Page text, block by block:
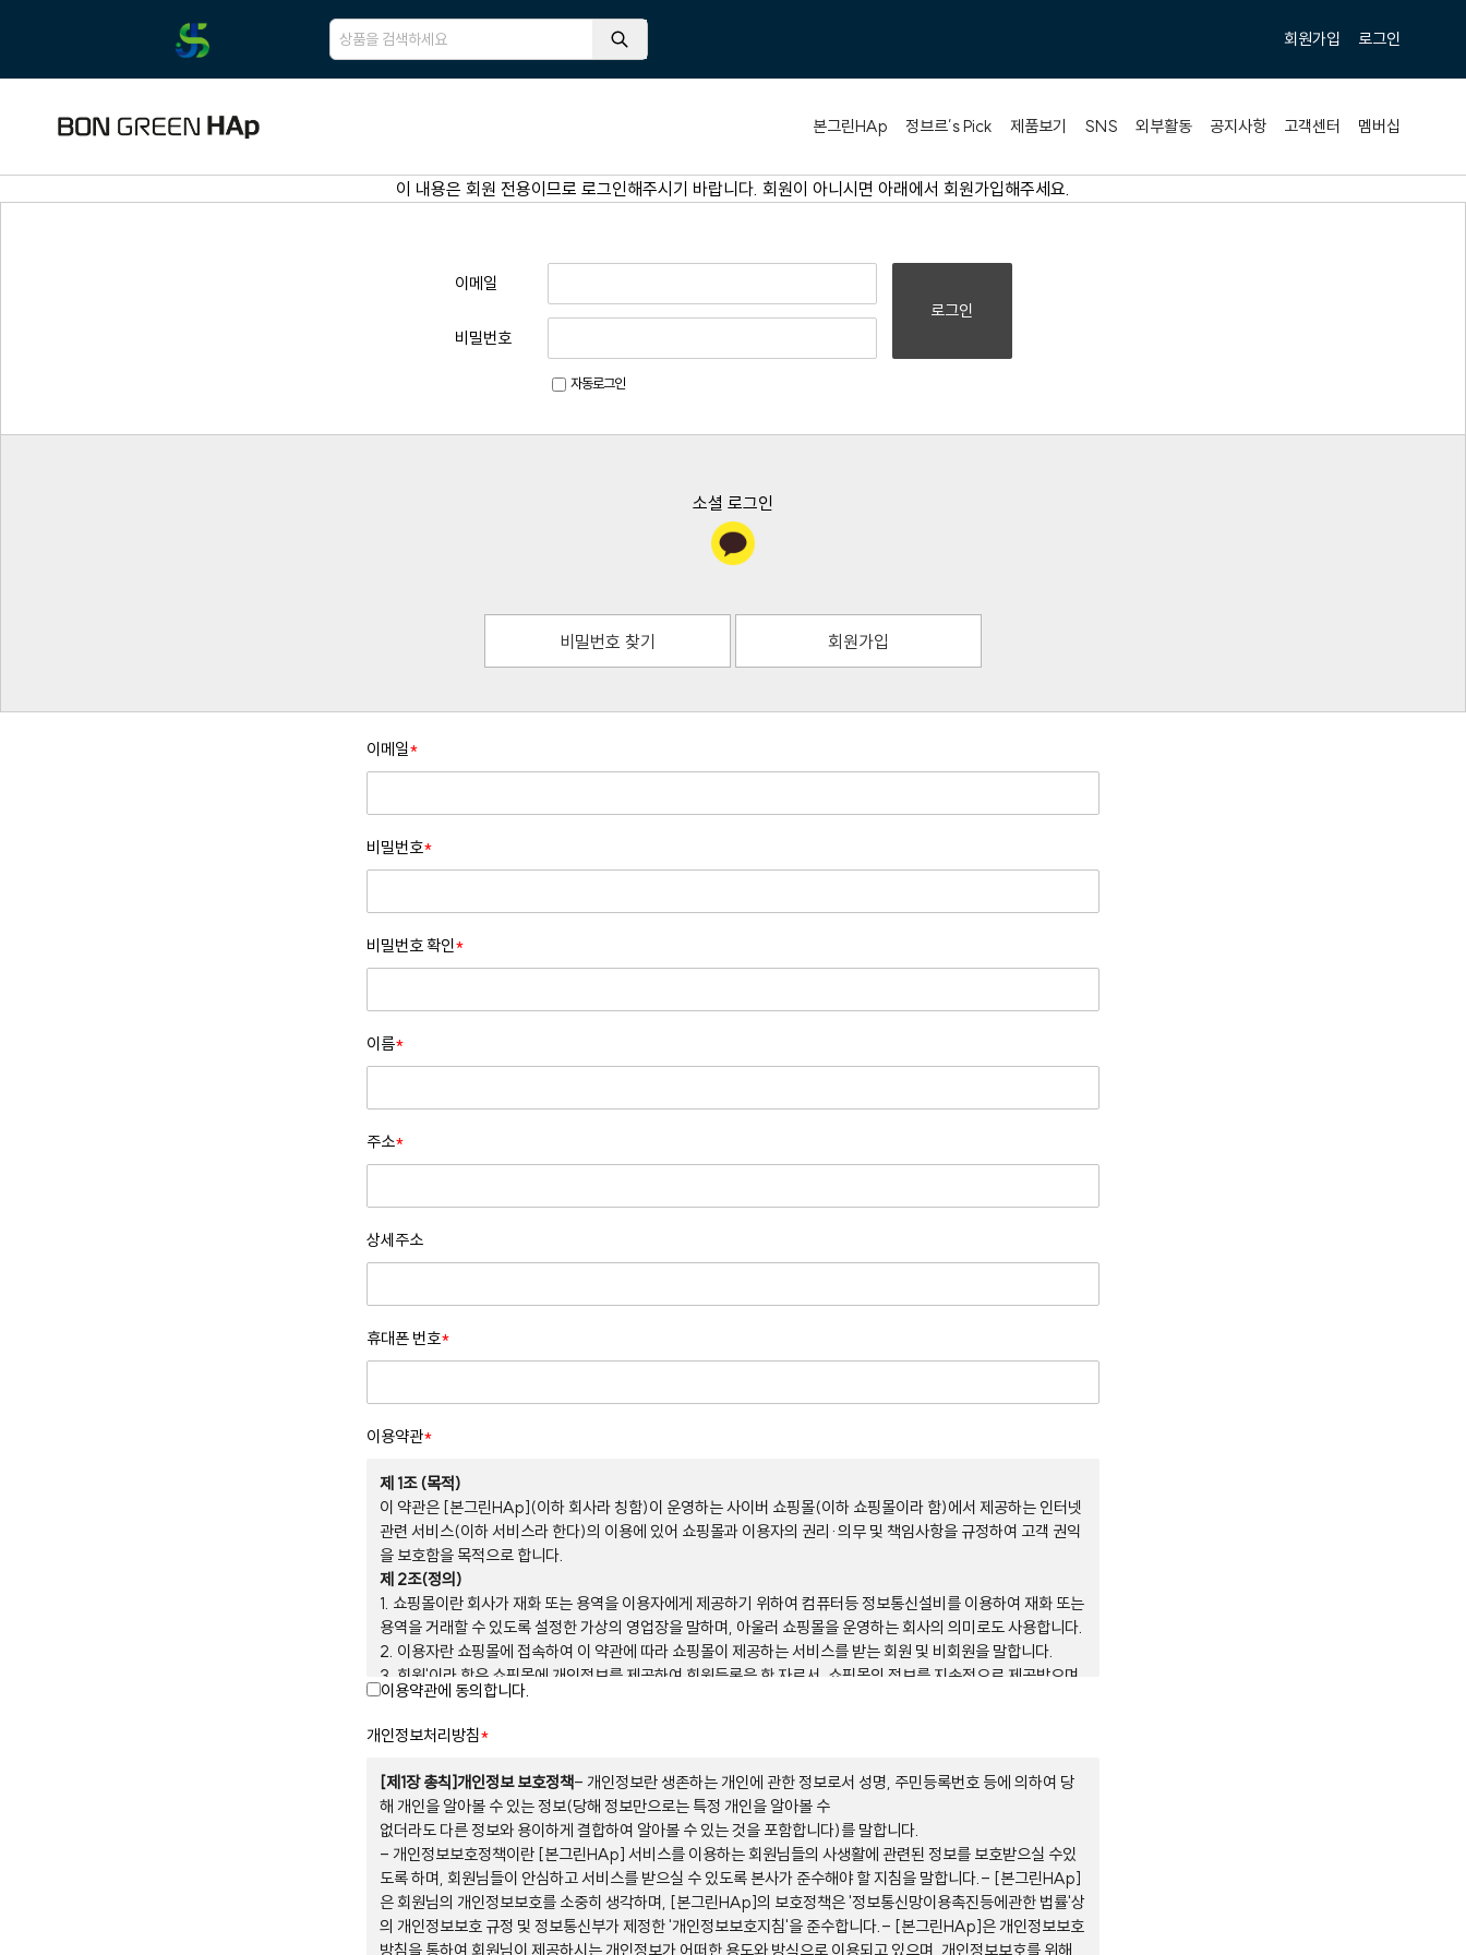
회원가입 로그인
본그린HAp 정브르’s Pick 제품보기 SNS 외부활동 공지사항 고객센터 멤버십
이 내용은 회원 전용이므로 로그인해주시기 바랍니다. 회원이 아니시면 아래에서 회원가입해주세요.
이메일
비밀번호
자동로그인
로그인
소셜 로그인
비밀번호 찾기 회원가입
이메일*
비밀번호*
비밀번호 확인*
이름*
주소*
상세주소
휴대폰 번호*
이용약관*
제 1조 (목적)
이 약관은 [본그린HAp](이하 회사라 칭함)이 운영하는 사이버 쇼핑몰(이하 쇼핑몰이라 함)에서 제공하는 인터넷
관련 서비스(이하 서비스라 한다)의 이용에 있어 쇼핑몰과 이용자의 권리·의무 및 책임사항을 규정하여 고객 권익
을 보호함을 목적으로 합니다.
제 2조(정의)
1. 쇼핑몰이란 회사가 재화 또는 용역을 이용자에게 제공하기 위하여 컴퓨터등 정보통신설비를 이용하여 재화 또는
용역을 거래할 수 있도록 설정한 가상의 영업장을 말하며, 아울러 쇼핑몰을 운영하는 회사의 의미로도 사용합니다.
2. 이용자란 쇼핑몰에 접속하여 이 약관에 따라 쇼핑몰이 제공하는 서비스를 받는 회원 및 비회원을 말합니다.
3. 회원'이라 함은 쇼핑몰에 개인정보를 제공하여 회원등록을 한 자로서, 쇼핑몰의 정보를 지속적으로 제공받으며,
쇼핑몰이 제공하는 서비스를 계속적으로 이용할 수 있는 자를 말합니다.
4. 비회원'이라 함은 회원에 가입하지 않고 쇼핑몰이 제공하는 서비스를 이용하는 자를 말합니다.
제 3조 (약관의 명시와 개정)
1. 쇼핑몰은 이 약관의 내용과 상호, 영업소 소재지, 대표자의 성명, 사업자등록번호, 연락처 (전화, 팩스, 전자우편
주소 등) 등을 이용자가 알 수 있도록 쇼핑몰의 서비스 초기 화면에 게시합니다.
2. 쇼핑몰은 약관의규제등에관한법률, 전자거래기본법, 전자서명법, 정보통신망이용촉진등에 관한법률, 방문판매
등에 관한법률, 소비자보호법 등 관련법을 위배하지 않는 범위에서 이 약관을 개정할 수 있습니다.
3. 쇼핑몰이 약관을 개정할 경우에는 적용일자 및 개정사유를 명시하여 쇼핑몰의 초기화면에 개정사실을 그 적용
일자 7일 전부터 공지하되, 동 기간동안 개정된 약관의 내용을 현행약관이 게시되는 서비스 화면에 함께 게시합니
다.
4. 쇼핑몰이 약관을 개정할 경우에는 개정되는 약관은 그 약관이 적용되는 날 이후에 체결되는 계약에만 적용되고
이용약관에 동의합니다.
개인정보처리방침*
[제1장 총칙]개인정보 보호정책- 개인정보란 생존하는 개인에 관한 정보로서 성명, 주민등록번호 등에 의하여 당
해 개인을 알아볼 수 있는 정보(당해 정보만으로는 특정 개인을 알아볼 수
없더라도 다른 정보와 용이하게 결합하여 알아볼 수 있는 것을 포함합니다)를 말합니다.
- 개인정보보호정책이란 [본그린HAp] 서비스를 이용하는 회원님들의 사생활에 관련된 정보를 보호받으실 수있
도록 하며, 회원님들이 안심하고 서비스를 받으실 수 있도록 본사가 준수해야 할 지침을 말합니다.- [본그린HAp]
은 회원님의 개인정보보호를 소중히 생각하며, [본그린HAp]의 보호정책은 '정보통신망이용촉진등에관한 법률'상
의 개인정보보호 규정 및 정보통신부가 제정한 '개인정보보호지침'을 준수합니다.- [본그린HAp]은 개인정보보호
방침을 통하여 회원님이 제공하시는 개인정보가 어떠한 용도와 방식으로 이용되고 있으며, 개인정보보호를 위해